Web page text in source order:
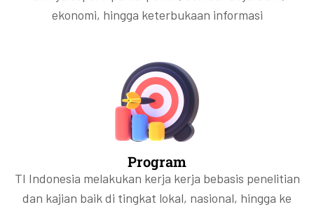
ekonomi, hingga keterbukaan informasi
Program
TI Indonesia melakukan kerja kerja bebasis penelitian
dan kajian baik di tingkat lokal, nasional, hingga ke